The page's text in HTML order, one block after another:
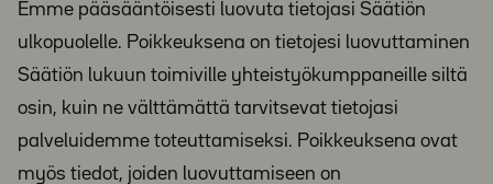
Emme pääsääntöisesti luovuta tietojasi Säätiön
ulkopuolelle. Poikkeuksena on tietojesi luovuttaminen
Säätiön lukuun toimiville yhteistyökumppaneille siltä
osin, kuin ne välttämättä tarvitsevat tietojasi
palveluidemme toteuttamiseksi. Poikkeuksena ovat
myös tiedot, joiden luovuttamiseen on